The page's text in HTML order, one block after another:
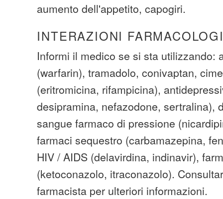
aumento dell'appetito, capogiri.
INTERAZIONI
Informi il medico se si sta utilizzando:
(warfarin), tramadolo, conivaptan,
(eritromicina, rifampicina),
desipramina, nefazodone, sertralina),
sangue farmaco di pressione
farmaci sequestro (carbamazepina,
HIV / AIDS (delavirdina, indinavir),
(ketoconazolo, itraconazolo).
farmacista per ulteriori informazioni.